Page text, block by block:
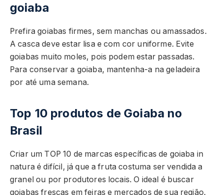
goiaba
Prefira goiabas firmes, sem manchas ou amassados.
A casca deve estar lisa e com cor uniforme. Evite
goiabas muito moles, pois podem estar passadas.
Para conservar a goiaba, mantenha-a na geladeira
por até uma semana.
Top 10 produtos de Goiaba no
Brasil
Criar um TOP 10 de marcas específicas de goiaba in
natura é difícil, já que a fruta costuma ser vendida a
granel ou por produtores locais. O ideal é buscar
goiabas frescas em feiras e mercados de sua região.